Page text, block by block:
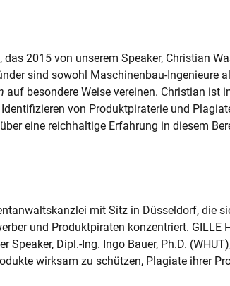
2015 von unserem Speaker, Christian
sind sowohl Maschinenbau-Ingenieure
auf besondere Weise vereinen. Christian ist
von Produktpiraterie und
eine reichhaltige Erfahrung in diesem
mit Sitz in Düsseldorf, die
und Produktpiraten konzentriert.
Dipl.-Ing. Ingo Bauer, Ph.D.
wirksam zu schützen, Plagiate ihrer